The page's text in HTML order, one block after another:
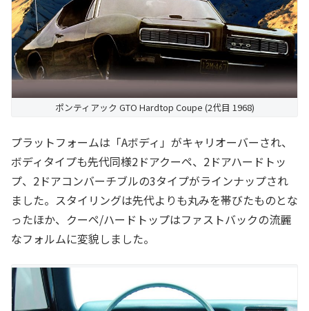
ポンティアック GTO Hardtop Coupe (2代目 1968)
プラットフォームは「Aボディ」がキャリオーバーされ、
ボディタイプも先代同様2ドアクーペ、2ドアハードトッ
プ、2ドアコンバーチブルの3タイプがラインナップされ
ました。スタイリングは先代よりも丸みを帯びたものとな
ったほか、クーペ/ハードトップはファストバックの流麗
なフォルムに変貌しました。